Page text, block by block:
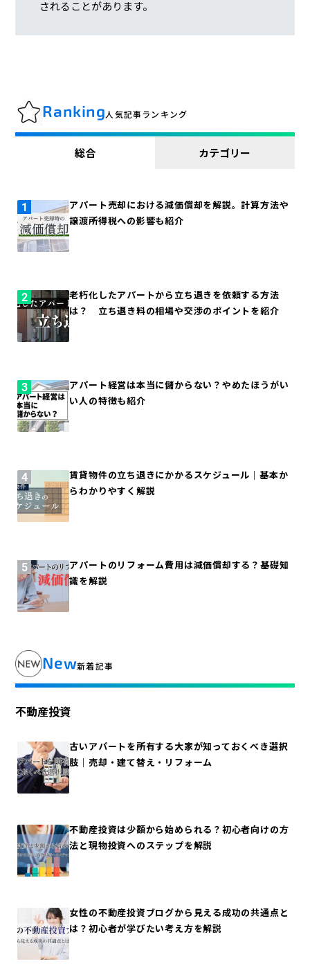
されることがあります。
Ranking人気記事ランキング
総合 カテゴリー
アパート売却における減価償却を解説。計算方法や
譲渡所得税への影響も紹介
老朽化したアパートから立ち退きを依頼する方法
は？ 立ち退き料の相場や交渉のポイントを紹介
アパート経営は本当に儲からない？やめたほうがい
い人の特徴も紹介
賃貸物件の立ち退きにかかるスケジュール｜基本か
らわかりやすく解説
アパートのリフォーム費用は減価償却する？基礎知
識を解説
New新着記事
不動産投資
古いアパートを所有する大家が知っておくべき選択
肢｜売却・建て替え・リフォーム
不動産投資は少額から始められる？初心者向けの方
法と現物投資へのステップを解説
女性の不動産投資ブログから見える成功の共通点と
は？初心者が学びたい考え方を解説